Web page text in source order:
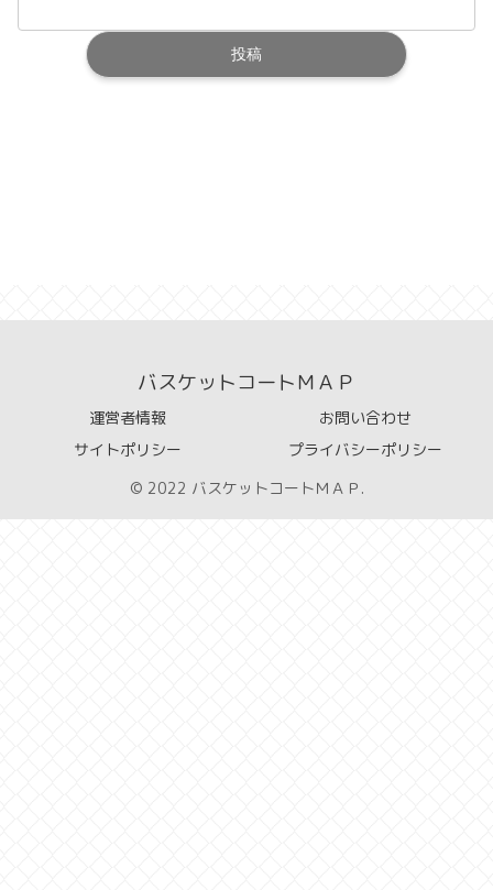
バスケットコートＭＡＰ
運営者情報
お問い合わせ
サイトポリシー
プライバシーポリシー
© 2022 バスケットコートＭＡＰ.